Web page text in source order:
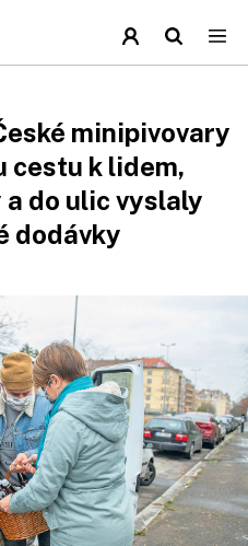
minipivovary
cestu k lidem,
do ulic vyslaly
dodávky